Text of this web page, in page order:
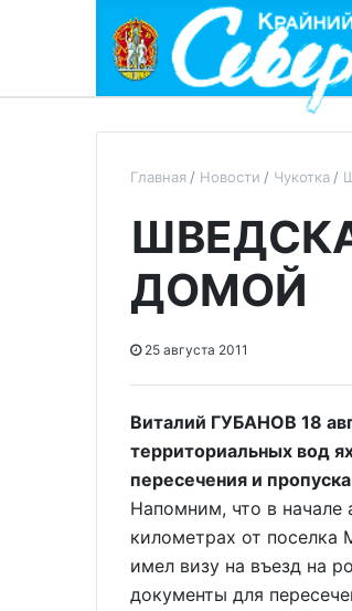
Главная Новости Чукотка
ДОМОЙ
25 августа 2011
Виталий ГУБАНОВ 18
территориальных вод
пересечения и
Напомним, что в начале
километрах от поселка
имел визу на въезд на
документы для